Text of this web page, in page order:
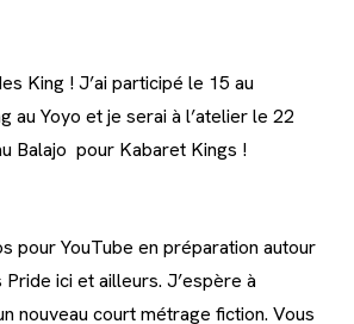
King ! J’ai participé le 15 au
au Yoyo et je serai à l’atelier le 22
Balajo pour Kabaret Kings !
pour YouTube en préparation autour
ici et ailleurs. J’espère à
nouveau court métrage fiction. Vous